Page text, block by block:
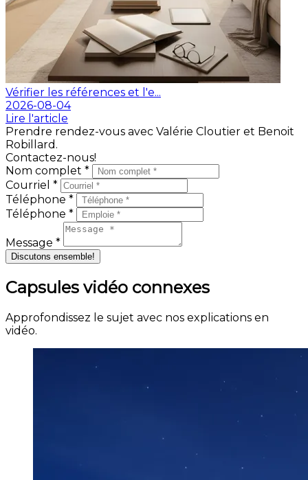
Vérifier les références et l'e...
2026-08-04
Lire l'article
Prendre rendez-vous avec Valérie Cloutier et Benoit
Robillard.
Contactez-nous!
Nom complet *
Courriel *
Téléphone *
Téléphone *
Message *
Discutons ensemble!
Capsules vidéo connexes
Approfondissez le sujet avec nos explications en
vidéo.